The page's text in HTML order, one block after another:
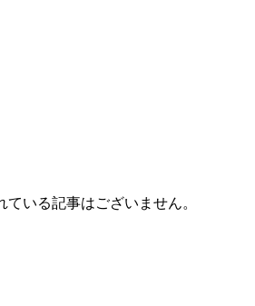
ている記事はございません。